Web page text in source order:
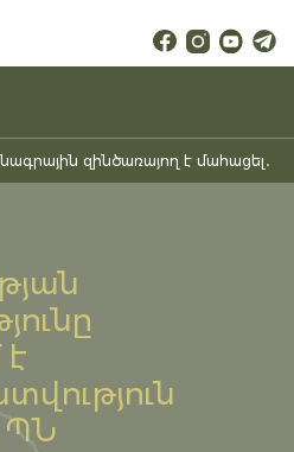
զինծառայող է մահացել․
ՊՆ